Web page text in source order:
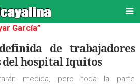
García”
de trabajadores
hospital Iquitos
medida, pero toda la parte